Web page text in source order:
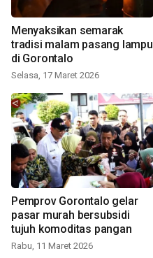
Menyaksikan semarak
tradisi malam pasang lampu
di Gorontalo
Selasa, 17 Maret 2026
Pemprov Gorontalo gelar
pasar murah bersubsidi
tujuh komoditas pangan
Rabu, 11 Maret 2026